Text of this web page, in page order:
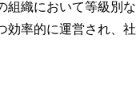
組織において等級別
効率的に運営され、